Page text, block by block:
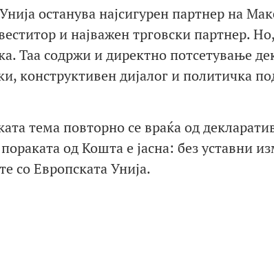
останува најсигурен партнер на
и најважен трговски партнер.
Таа содржи и директно потсетување
конструктивен дијалог и политичка
тема повторно се враќа од
од Кошта е јасна: без уставни
со Европската Унија.